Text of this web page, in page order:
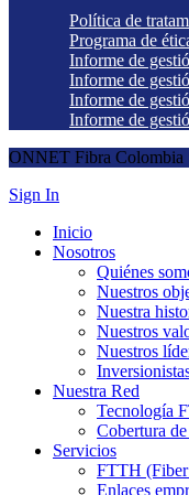
Política de
Programa de
Informe de
Informe de
Informe de
Informe de
ONNET Fibra
Sign In
Inicio
Nosotros
Quiénes
Nuestros
Nuestra
Nuestros
Nuestros
Nuestra Red
Tecnología
Cobertura
Servicios
FTTH
Enlaces